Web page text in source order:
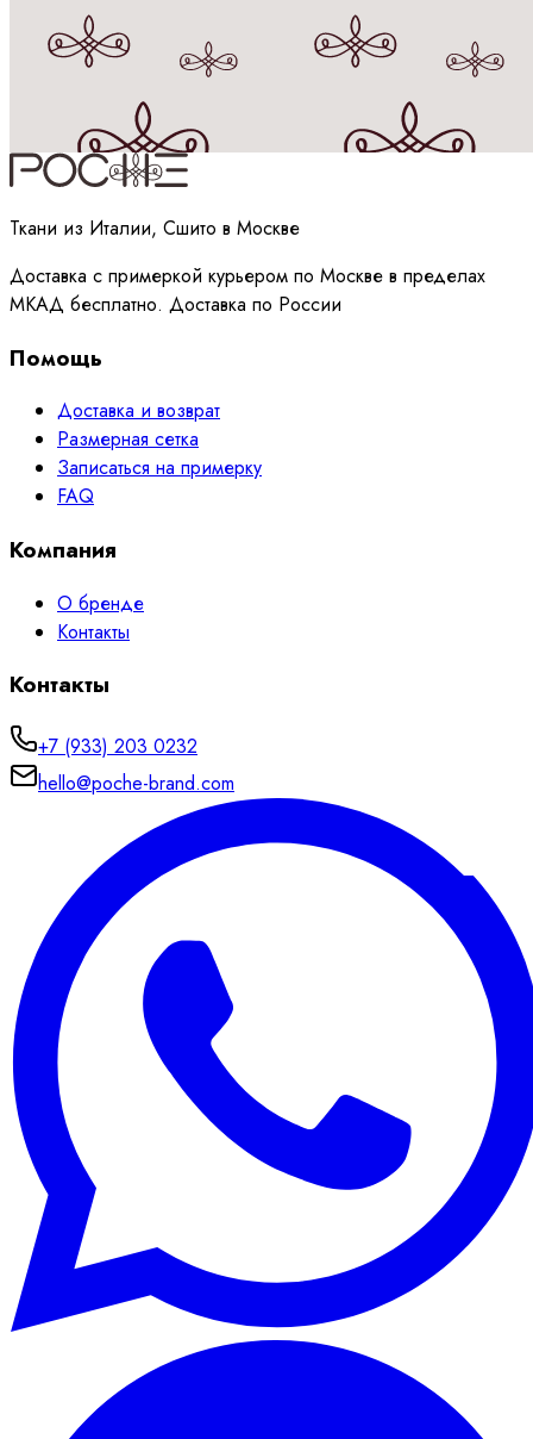
Принимаюполитикуобработки данных
Ткани из Италии, Сшито в Москве
Доставка с примеркой курьером по Москве в пределах
МКАД бесплатно. Доставка по России
Помощь
Доставка и возврат
Размерная сетка
Записаться на примерку
FAQ
Компания
О бренде
Контакты
Контакты
+7 (933) 203 0232
hello@poche-brand.com